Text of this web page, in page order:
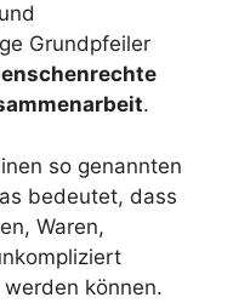
und
Grundpfeiler
.
so genannten
bedeutet, dass
Waren,
können.